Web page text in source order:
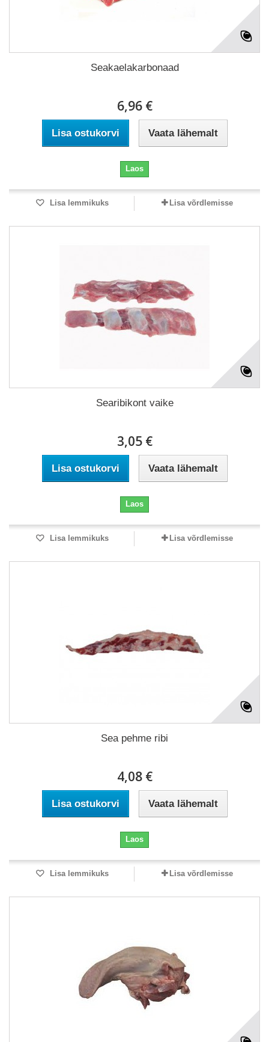
Seakaelakarbonaad
6,96 €
Lisa ostukorvi Vaata lähemalt
Laos
Lisa lemmikuks Lisa võrdlemisse
Searibikont vaike
3,05 €
Lisa ostukorvi Vaata lähemalt
Laos
Lisa lemmikuks Lisa võrdlemisse
Sea pehme ribi
4,08 €
Lisa ostukorvi Vaata lähemalt
Laos
Lisa lemmikuks Lisa võrdlemisse